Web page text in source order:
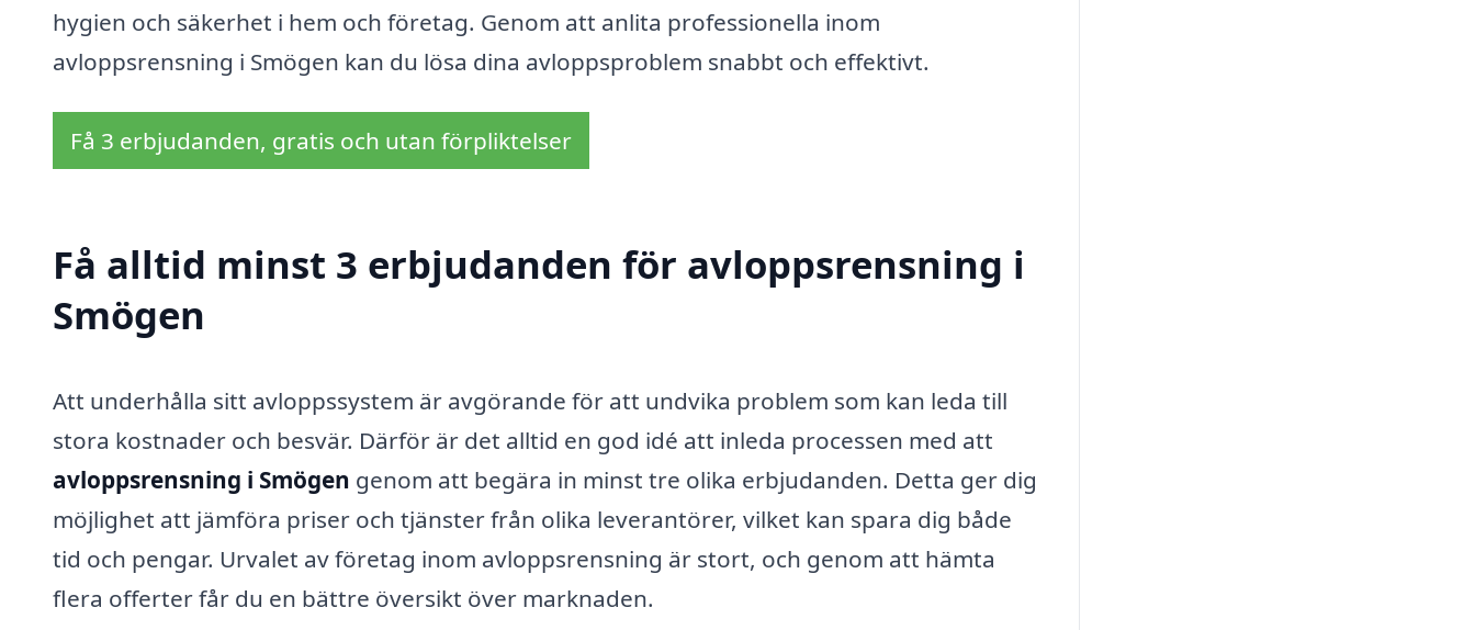
hygien och säkerhet i hem och företag. Genom att anlita professionella inom
avloppsrensning i Smögen kan du lösa dina avloppsproblem snabbt och effektivt.
Få 3 erbjudanden, gratis och utan förpliktelser
Få alltid minst 3 erbjudanden för avloppsrensning i
Smögen
Att underhålla sitt avloppssystem är avgörande för att undvika problem som kan leda till
stora kostnader och besvär. Därför är det alltid en god idé att inleda processen med att
avloppsrensning i Smögen genom att begära in minst tre olika erbjudanden. Detta ger dig
möjlighet att jämföra priser och tjänster från olika leverantörer, vilket kan spara dig både
tid och pengar. Urvalet av företag inom avloppsrensning är stort, och genom att hämta
flera offerter får du en bättre översikt över marknaden.